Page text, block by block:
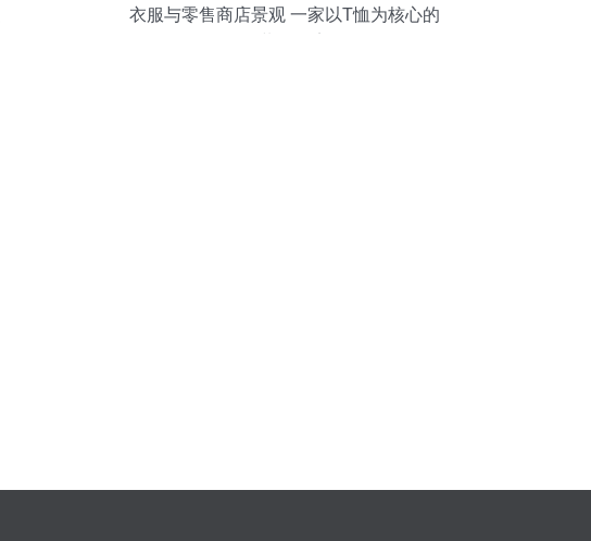
衣服与零售商店景观 一家以T恤为核心的